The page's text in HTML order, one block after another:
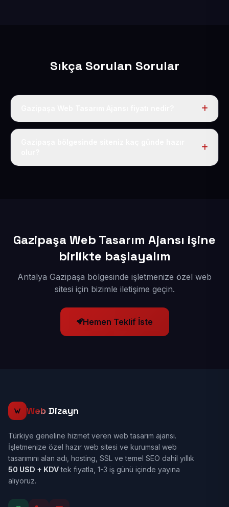
Sıkça Sorulan Sorular
Tek fiyat uygulanır: yıllık 50 USD + KDV. Bu bedele alan
Gazipaşa Web Tasarım Ajansı işine
birlikte başlayalım
Antalya Gazipaşa bölgesinde işletmenize özel web
sitesi için bizimle iletişime geçin.
Hemen Teklif İste
Web Dizayn
Türkiye geneline hizmet veren web tasarım ajansı.
İşletmenize özel hazır web sitesi ve kurumsal web
tasarımını alan adı, hosting, SSL ve temel SEO dahil yıllık
50 USD + KDVtek fiyatla, 1-3 iş günü içinde yayına
alıyoruz.